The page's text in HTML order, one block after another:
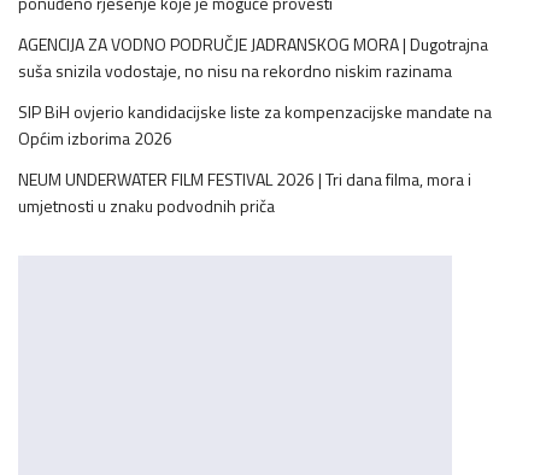
AGENCIJA ZA VODNO PODRUČJE JADRANSKOG MORA | Dugotrajna
suša snizila vodostaje, no nisu na rekordno niskim razinama
SIP BiH ovjerio kandidacijske liste za kompenzacijske mandate na
Općim izborima 2026
NEUM UNDERWATER FILM FESTIVAL 2026 | Tri dana filma, mora i
umjetnosti u znaku podvodnih priča